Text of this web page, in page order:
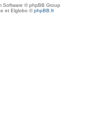
Software © phpBB Group
et Elglobo ©phpBB.fr